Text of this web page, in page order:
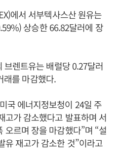
에서 서부텍사스산 원유는
상승한 66.82달러에 장
브렌트유는 배럴당 0.27달러
래를 마감했다.
국 에너지정보청이 24일 주
고가 감소했다고 발표하며 서
르며 장을 마감했다”며 “설
유 재고가 감소한 것”이라고